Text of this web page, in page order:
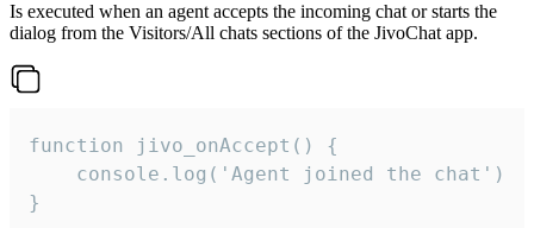
Is executed when an agent accepts the incoming chat or starts the
dialog from the Visitors/All chats sections of the JivoChat app.
function jivo_onAccept() {
}